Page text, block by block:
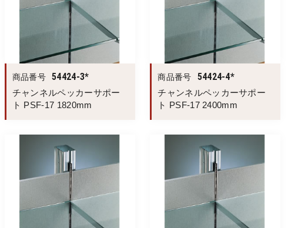
商品番号 54424-3*
チャンネルペッカーサポー
ト PSF-17 1820mm
商品番号 54424-4*
チャンネルペッカーサポー
ト PSF-17 2400mm